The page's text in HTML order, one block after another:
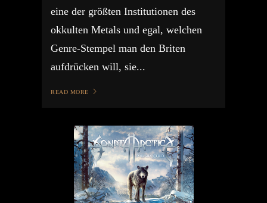
eine der größten Institutionen des
okkulten Metals und egal, welchen
Genre-Stempel man den Briten
aufdrücken will, sie...
READ MORE